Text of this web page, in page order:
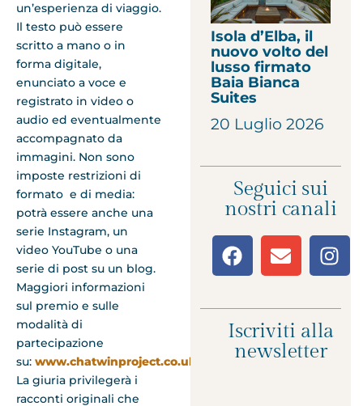
un’esperienza di viaggio.
Il testo può essere
scritto a mano o in
forma digitale,
enunciato a voce e
registrato in video o
audio ed eventualmente
accompagnato da
immagini. Non sono
imposte restrizioni di
formato e di media:
potrà essere anche una
serie Instagram, un
video YouTube o una
serie di post su un blog.
Maggiori informazioni
sul premio e sulle
modalità di
partecipazione
su: www.chatwinproject.co.uk
La giuria privilegerà i
racconti originali che
Isola d’Elba, il
nuovo volto del
lusso firmato
Baia Bianca
Suites
20 Luglio 2026
Seguici sui
nostri canali
Iscriviti alla
newsletter